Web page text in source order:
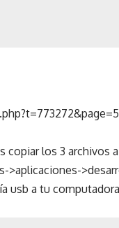
copiar los 3 archivos a
>aplicaciones-
usb a tu computadora